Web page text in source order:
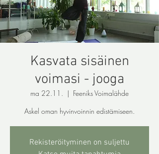
Kasvata sisäinen
voimasi - jooga
ma 22.11.
  |
Feeniks Voimalähde
Askel oman hyvinvoinnin edistämiseen.
Rekisteröityminen on suljettu